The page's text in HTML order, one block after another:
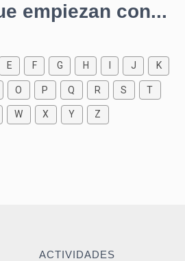
empiezan con...
E F G H J K
O P Q R S T
W X Y Z
ACTIVIDADES